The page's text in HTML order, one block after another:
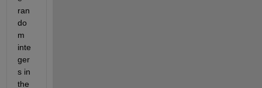
ran
do
m
inte
ger
s in
the